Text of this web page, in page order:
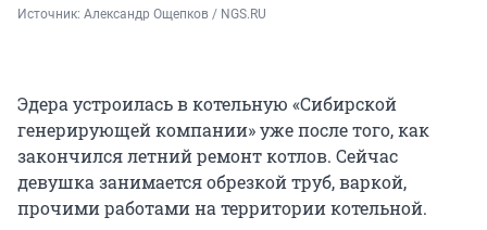
Источник: Александр Ощепков / NGS.RU
Эдера устроилась в котельную «Сибирской
генерирующей компании» уже после того, как
закончился летний ремонт котлов. Сейчас
девушка занимается обрезкой труб, варкой,
прочими работами на территории котельной.